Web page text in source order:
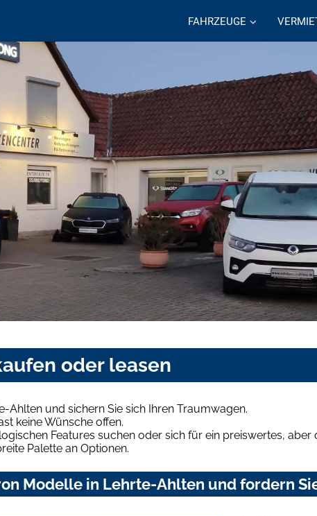
FAHRZEUGE
oder leasen
Ahlten und sichern Sie sich Ihren Traumwagen.
keine Wünsche offen.
Features suchen oder sich für ein preiswertes,
Palette an Optionen.
Modelle in Lehrte-Ahlten und fordern